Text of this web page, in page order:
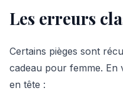
Les erreurs
Certains pièges sont
cadeau pour femme. En
en tête :